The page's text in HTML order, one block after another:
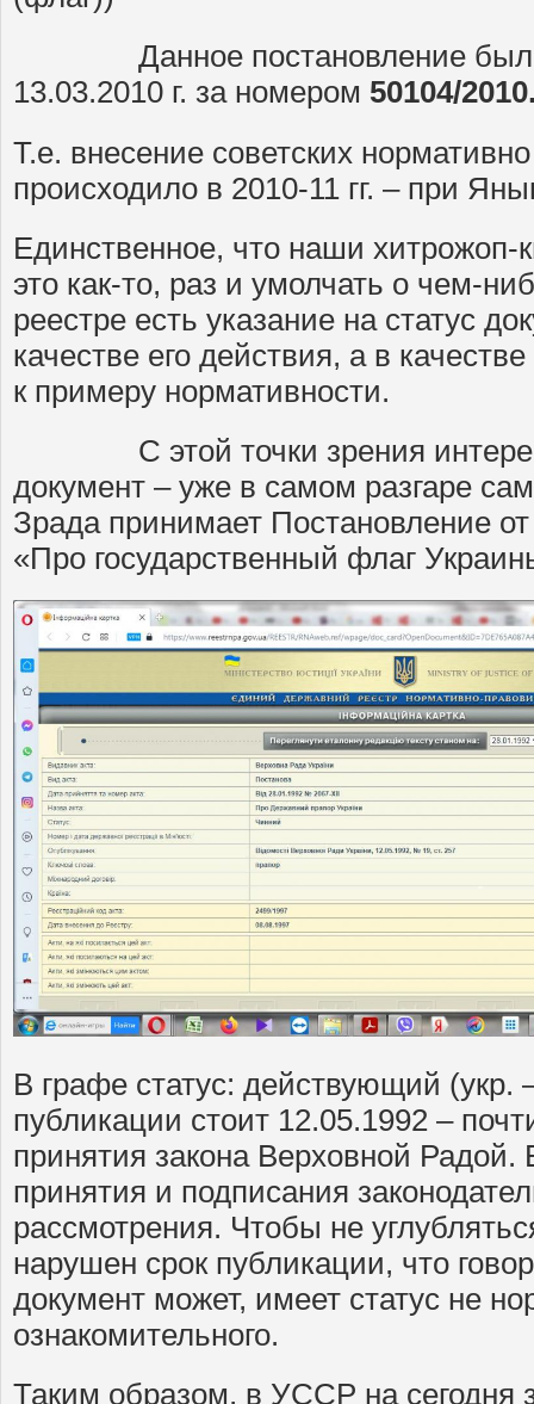
Данное постановление было
13.03.2010 г. за номером 50104/2010
Т.е. внесение советских
происходило в 2010-11 гг. – при
Единственное, что наши хитрожоп-
это как-то, раз и умолчать о чем-
реестре есть указание на статус
качестве его действия, а в
к примеру нормативности.
С этой точки зрения
документ – уже в самом разгаре
Зрада принимает Постановление
«Про государственный флаг
В графе статус: действующий (укр.
публикации стоит 12.05.1992 –
принятия закона Верховной Радой.
принятия и подписания
рассмотрения. Чтобы не
нарушен срок публикации, что
документ может, имеет статус не
ознакомительного.
Таким образом, в УССР на сегодня